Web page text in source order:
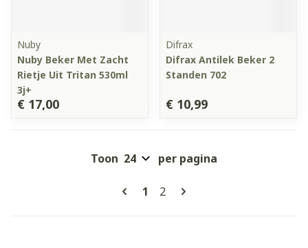
Nuby
Nuby Beker Met Zacht
Rietje Uit Tritan 530ml
3j+
€ 17,00
Difrax
Difrax Antilek Beker 2
Standen 702
€ 10,99
Pagina's
U lees momenteel pagina
1 Pagina
2
Toon per pagina